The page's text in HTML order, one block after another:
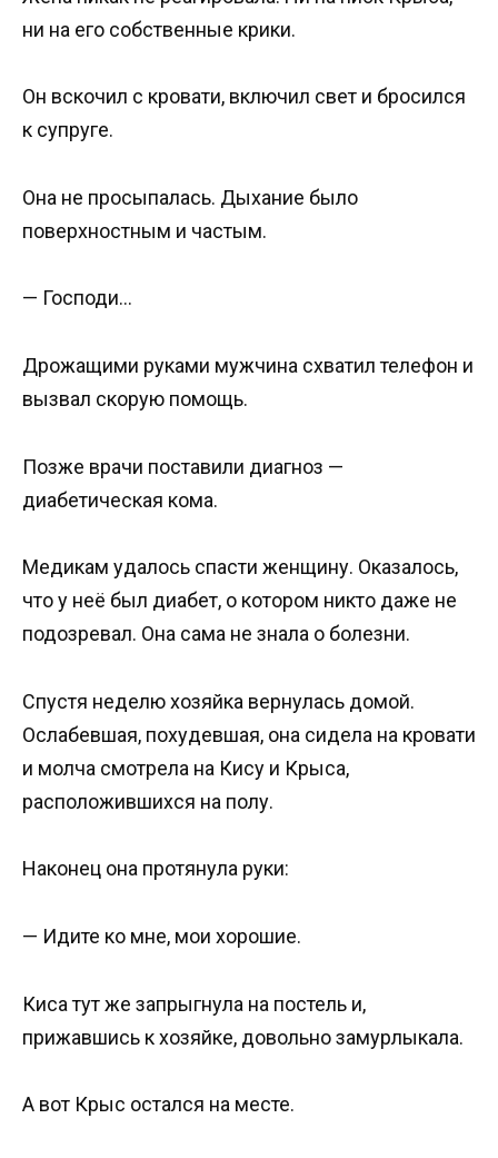
ни на его собственные крики.
Он вскочил с кровати, включил свет и бросился
к супруге.
Она не просыпалась. Дыхание было
поверхностным и частым.
— Господи…
Дрожащими руками мужчина схватил телефон и
вызвал скорую помощь.
Позже врачи поставили диагноз —
диабетическая кома.
Медикам удалось спасти женщину. Оказалось,
что у неё был диабет, о котором никто даже не
подозревал. Она сама не знала о болезни.
Спустя неделю хозяйка вернулась домой.
Ослабевшая, похудевшая, она сидела на кровати
и молча смотрела на Кису и Крыса,
расположившихся на полу.
Наконец она протянула руки:
— Идите ко мне, мои хорошие.
Киса тут же запрыгнула на постель и,
прижавшись к хозяйке, довольно замурлыкала.
А вот Крыс остался на месте.